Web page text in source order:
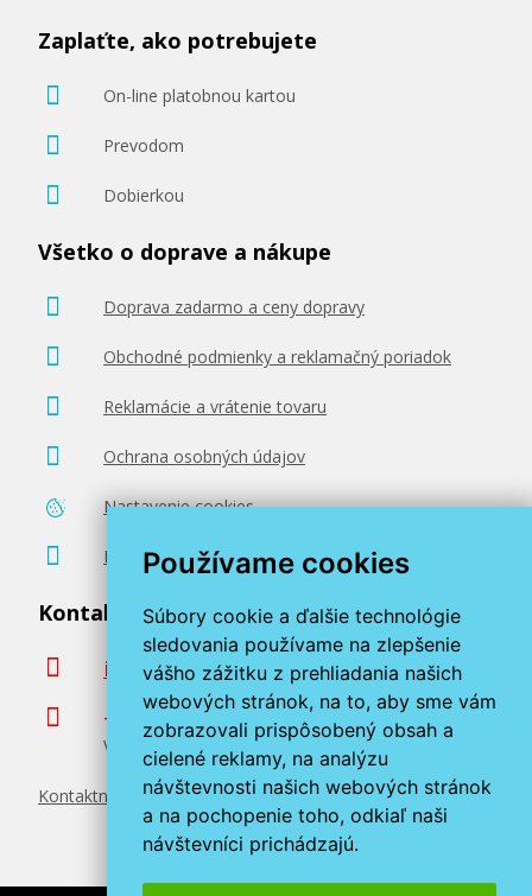
Používame cookies
Súbory cookie a ďalšie technológie
sledovania používame na zlepšenie
vášho zážitku z prehliadania našich
webových stránok, na to, aby sme vám
zobrazovali prispôsobený obsah a
cielené reklamy, na analýzu
návštevnosti našich webových stránok
a na pochopenie toho, odkiaľ naši
návštevníci prichádzajú.
Pridať do košíka
HP 128A, HP CE320A (Čierny)
94,90 €
Pridať do košíka
HP 128A, HP CF371AM (Farebné) multipack
Súprava originálnych tonerov
257,90 €
Pridať do košíka
Zaplaťte, ako potrebujete
On-line platobnou kartou
Prevodom
Dobierkou
Všetko o doprave a nákupe
Doprava zadarmo a ceny dopravy
Obchodné podmienky a reklamačný poriadok
Reklamácie a vrátenie tovaru
Ochrana osobných údajov
Nastavenie cookies
Poradenstvo zadarmo
Kontaktujte nás
info@miroluk.sk
+420 377 222 313
Volajte v pracovné dni od 8. do 17. hod.
Kontaktné údaje